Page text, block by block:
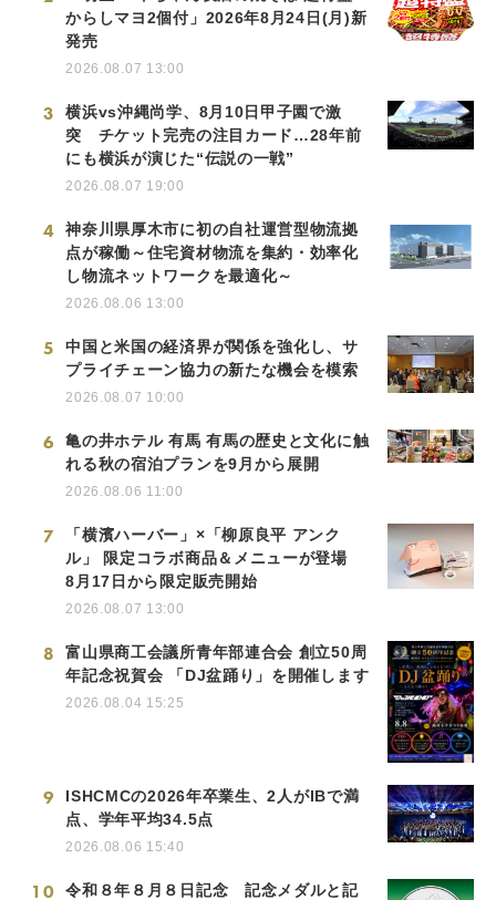
からしマヨ2個付」2026年8月24日(月)新
発売
2026.08.07 13:00
3
横浜vs沖縄尚学、8月10日甲子園で激
突 チケット完売の注目カード…28年前
にも横浜が演じた“伝説の一戦”
2026.08.07 19:00
4
神奈川県厚木市に初の自社運営型物流拠
点が稼働～住宅資材物流を集約・効率化
し物流ネットワークを最適化～
2026.08.06 13:00
5
中国と米国の経済界が関係を強化し、サ
プライチェーン協力の新たな機会を模索
2026.08.07 10:00
6
亀の井ホテル 有馬 有馬の歴史と文化に触
れる秋の宿泊プランを9月から展開
2026.08.06 11:00
7
「横濱ハーバー」×「柳原良平 アンク
ル」 限定コラボ商品＆メニューが登場
8月17日から限定販売開始
2026.08.07 13:00
8
富山県商工会議所青年部連合会 創立50周
年記念祝賀会 「DJ盆踊り」を開催します
2026.08.04 15:25
9
ISHCMCの2026年卒業生、2人がIBで満
点、学年平均34.5点
2026.08.06 15:40
10
令和８年８月８日記念 記念メダルと記